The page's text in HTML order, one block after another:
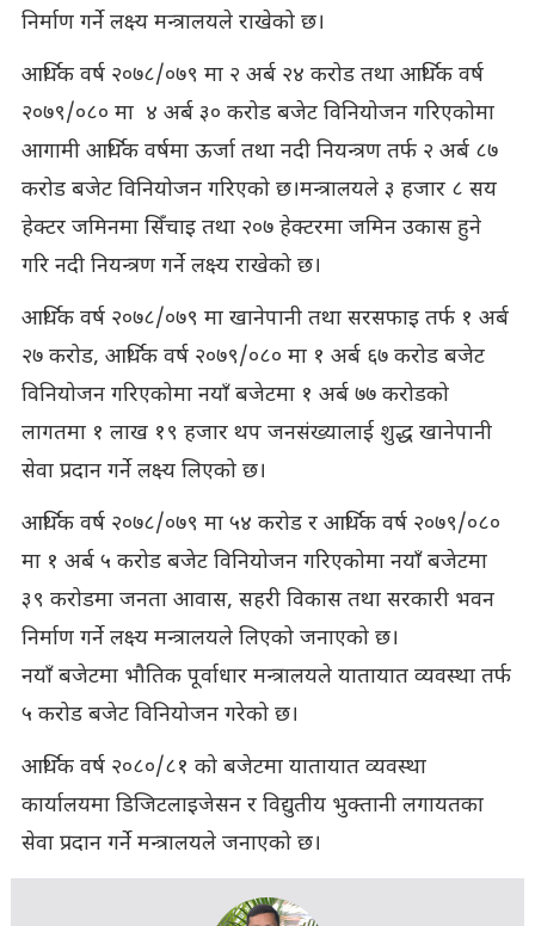
निर्माण गर्ने लक्ष्य मन्त्रालयले राखेको छ।
आर्थिक वर्ष २०७८/०७९ मा २ अर्ब २४ करोड तथा आर्थिक वर्ष
२०७९/०८० मा ४ अर्ब ३० करोड बजेट विनियोजन गरिएकोमा
आगामी आर्थिक वर्षमा ऊर्जा तथा नदी नियन्त्रण तर्फ २ अर्ब ८७
करोड बजेट विनियोजन गरिएको छ।मन्त्रालयले ३ हजार ८ सय
हेक्टर जमिनमा सिँचाइ तथा २०७ हेक्टरमा जमिन उकास हुने
गरि नदी नियन्त्रण गर्ने लक्ष्य राखेको छ।
आर्थिक वर्ष २०७८/०७९ मा खानेपानी तथा सरसफाइ तर्फ १ अर्ब
२७ करोड, आर्थिक वर्ष २०७९/०८० मा १ अर्ब ६७ करोड बजेट
विनियोजन गरिएकोमा नयाँ बजेटमा १ अर्ब ७७ करोडको
लागतमा १ लाख १९ हजार थप जनसंख्यालाई शुद्ध खानेपानी
सेवा प्रदान गर्ने लक्ष्य लिएको छ।
आर्थिक वर्ष २०७८/०७९ मा ५४ करोड र आर्थिक वर्ष २०७९/०८०
मा १ अर्ब ५ करोड बजेट विनियोजन गरिएकोमा नयाँ बजेटमा
३९ करोडमा जनता आवास, सहरी विकास तथा सरकारी भवन
निर्माण गर्ने लक्ष्य मन्त्रालयले लिएको जनाएको छ।
नयाँ बजेटमा भौतिक पूर्वाधार मन्त्रालयले यातायात व्यवस्था तर्फ
५ करोड बजेट विनियोजन गरेको छ।
आर्थिक वर्ष २०८०/८१ को बजेटमा यातायात व्यवस्था
कार्यालयमा डिजिटलाइजेसन र विद्युतीय भुक्तानी लगायतका
सेवा प्रदान गर्ने मन्त्रालयले जनाएको छ।